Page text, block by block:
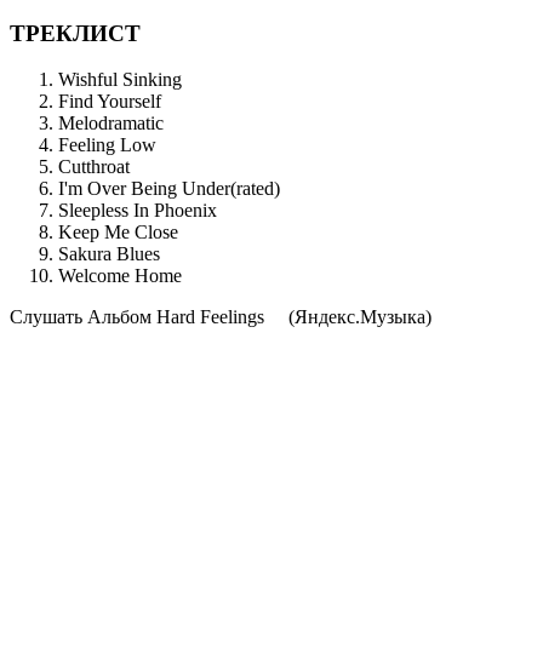
ТРЕКЛИСТ
Wishful Sinking
Find Yourself
Melodramatic
Feeling Low
Cutthroat
I'm Over Being Under(rated)
Sleepless In Phoenix
Keep Me Close
Sakura Blues
Welcome Home
Cлушать Альбом Hard Feelings
(Яндекс.Музыка)